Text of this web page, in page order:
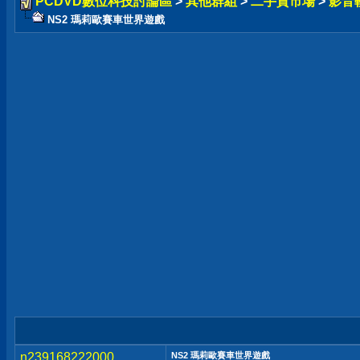
NS2 瑪莉歐賽車世界遊戲
n239168222000 NS2 瑪莉歐賽車世界遊戲